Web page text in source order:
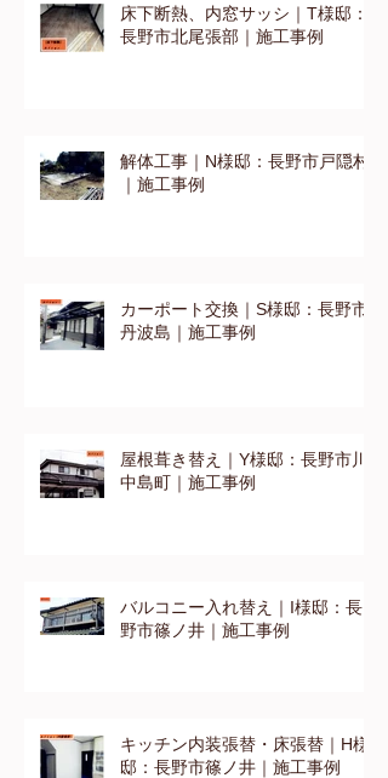
床下断熱、内窓サッシ｜T様邸：
長野市北尾張部｜施工事例
解体工事｜N様邸：長野市戸隠村
｜施工事例
カーポート交換｜S様邸：長野市
丹波島｜施工事例
屋根葺き替え｜Y様邸：長野市川
中島町｜施工事例
バルコニー入れ替え｜I様邸：長
野市篠ノ井｜施工事例
キッチン内装張替・床張替｜H様
邸：長野市篠ノ井｜施工事例